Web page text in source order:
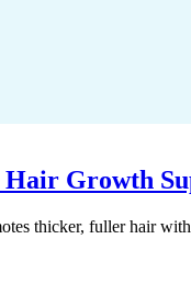
Hair Growth
thicker, fuller hair